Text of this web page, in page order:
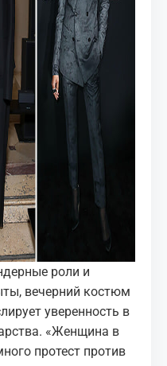
роли и
вечерний костюм
уверенность в
«Женщина в
протест против